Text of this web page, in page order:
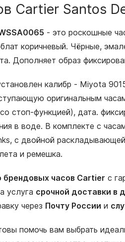
Cartier Santos
- это роскошные
коричневый. Чёрные,
Дополняет образ
калибр - Miyota
оригинальным
стоп-функцией), дата.
в воде. В комплекте с
с двойной
и ремешка.
брендовых часов Cartier с
услуга срочной доставки в
через Почту России и
помочь вам выбрать